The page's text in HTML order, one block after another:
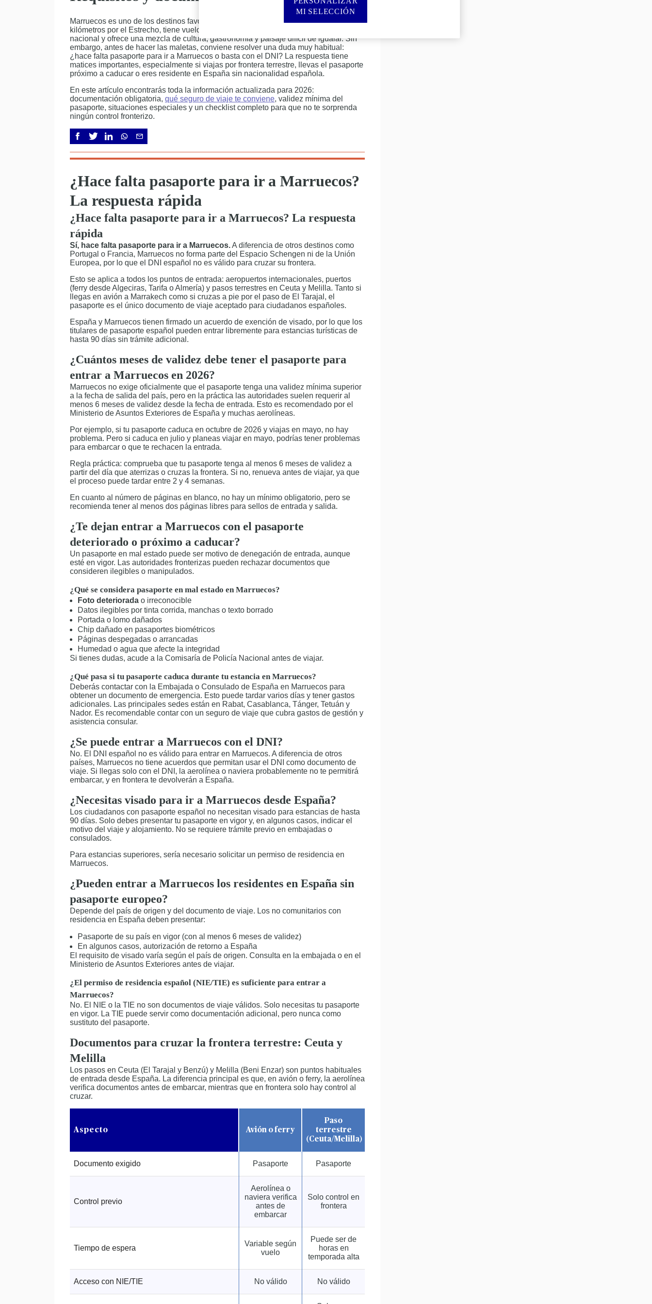
Marruecos es uno de los destinos favoritos de los españoles: está a menos de 14
kilómetros por el Estrecho, tiene vuelos directos desde casi cualquier aeropuerto
nacional y ofrece una mezcla de cultura, gastronomía y paisaje difícil de igualar. Sin
embargo, antes de hacer las maletas, conviene resolver una duda muy habitual:
¿hace falta pasaporte para ir a Marruecos o basta con el DNI? La respuesta tiene
matices importantes, especialmente si viajas por frontera terrestre, llevas el pasaporte
próximo a caducar o eres residente en España sin nacionalidad española.
En este artículo encontrarás toda la información actualizada para 2026:
documentación obligatoria, qué seguro de viaje te conviene, validez mínima del
pasaporte, situaciones especiales y un checklist completo para que no te sorprenda
ningún control fronterizo.
¿Hace falta pasaporte para ir a Marruecos?
La respuesta rápida
¿Hace falta pasaporte para ir a Marruecos? La respuesta
rápida
Sí, hace falta pasaporte para ir a Marruecos.A diferencia de otros destinos como
Portugal o Francia, Marruecos no forma parte del Espacio Schengen ni de la Unión
Europea, por lo que el DNI español no es válido para cruzar su frontera.
Esto se aplica a todos los puntos de entrada: aeropuertos internacionales, puertos
(ferry desde Algeciras, Tarifa o Almería) y pasos terrestres en Ceuta y Melilla. Tanto si
llegas en avión a Marrakech como si cruzas a pie por el paso de El Tarajal, el
pasaporte es el único documento de viaje aceptado para ciudadanos españoles.
España y Marruecos tienen firmado un acuerdo de exención de visado, por lo que los
titulares de pasaporte español pueden entrar libremente para estancias turísticas de
hasta 90 días sin trámite adicional.
¿Cuántos meses de validez debe tener el pasaporte para
entrar a Marruecos en 2026?
Marruecos no exige oficialmente que el pasaporte tenga una validez mínima superior
a la fecha de salida del país, pero en la práctica las autoridades suelen requerir al
menos 6 meses de validez desde la fecha de entrada. Esto es recomendado por el
Ministerio de Asuntos Exteriores de España y muchas aerolíneas.
Por ejemplo, si tu pasaporte caduca en octubre de 2026 y viajas en mayo, no hay
problema. Pero si caduca en julio y planeas viajar en mayo, podrías tener problemas
para embarcar o que te rechacen la entrada.
Regla práctica: comprueba que tu pasaporte tenga al menos 6 meses de validez a
partir del día que aterrizas o cruzas la frontera. Si no, renueva antes de viajar, ya que
el proceso puede tardar entre 2 y 4 semanas.
En cuanto al número de páginas en blanco, no hay un mínimo obligatorio, pero se
recomienda tener al menos dos páginas libres para sellos de entrada y salida.
¿Te dejan entrar a Marruecos con el pasaporte
deteriorado o próximo a caducar?
Un pasaporte en mal estado puede ser motivo de denegación de entrada, aunque
esté en vigor. Las autoridades fronterizas pueden rechazar documentos que
consideren ilegibles o manipulados.
¿Qué se considera pasaporte en mal estado en Marruecos?
Foto deteriorada o irreconocible
Datos ilegibles por tinta corrida, manchas o texto borrado
Portada o lomo dañados
Chip dañado en pasaportes biométricos
Páginas despegadas o arrancadas
Humedad o agua que afecte la integridad
Si tienes dudas, acude a la Comisaría de Policía Nacional antes de viajar.
¿Qué pasa si tu pasaporte caduca durante tu estancia en Marruecos?
Deberás contactar con la Embajada o Consulado de España en Marruecos para
obtener un documento de emergencia. Esto puede tardar varios días y tener gastos
adicionales. Las principales sedes están en Rabat, Casablanca, Tánger, Tetuán y
Nador. Es recomendable contar con un seguro de viaje que cubra gastos de gestión y
asistencia consular.
¿Se puede entrar a Marruecos con el DNI?
No. El DNI español no es válido para entrar en Marruecos. A diferencia de otros
países, Marruecos no tiene acuerdos que permitan usar el DNI como documento de
viaje. Si llegas solo con el DNI, la aerolínea o naviera probablemente no te permitirá
embarcar, y en frontera te devolverán a España.
¿Necesitas visado para ir a Marruecos desde España?
Los ciudadanos con pasaporte español no necesitan visado para estancias de hasta
90 días. Solo debes presentar tu pasaporte en vigor y, en algunos casos, indicar el
motivo del viaje y alojamiento. No se requiere trámite previo en embajadas o
consulados.
Para estancias superiores, sería necesario solicitar un permiso de residencia en
Marruecos.
¿Pueden entrar a Marruecos los residentes en España sin
pasaporte europeo?
Depende del país de origen y del documento de viaje. Los no comunitarios con
residencia en España deben presentar:
Pasaporte de su país en vigor (con al menos 6 meses de validez)
En algunos casos, autorización de retorno a España
El requisito de visado varía según el país de origen. Consulta en la embajada o en el
Ministerio de Asuntos Exteriores antes de viajar.
¿El permiso de residencia español (NIE/TIE) es suficiente para entrar a
Marruecos?
No. El NIE o la TIE no son documentos de viaje válidos. Solo necesitas tu pasaporte
en vigor. La TIE puede servir como documentación adicional, pero nunca como
sustituto del pasaporte.
Documentos para cruzar la frontera terrestre: Ceuta y
Melilla
Los pasos en Ceuta (El Tarajal y Benzú) y Melilla (Beni Enzar) son puntos habituales
de entrada desde España. La diferencia principal es que, en avión o ferry, la aerolínea
verifica documentos antes de embarcar, mientras que en frontera solo hay control al
cruzar.
Aspecto Avión o ferry
Paso
terrestre
(Ceuta/Melilla)
Documento exigido Pasaporte Pasaporte
Control previo
Aerolínea o
naviera verifica
antes de
embarcar
Solo control en
frontera
Tiempo de espera
Variable según
vuelo
Puede ser de
horas en
temporada alta
Acceso con NIE/TIE No válido No válido
MI SELECCIÓN